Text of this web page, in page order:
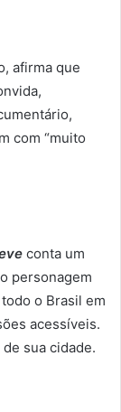
afirma que
com “muito
conta um
personagem
o Brasil em
acessíveis.
sua cidade.